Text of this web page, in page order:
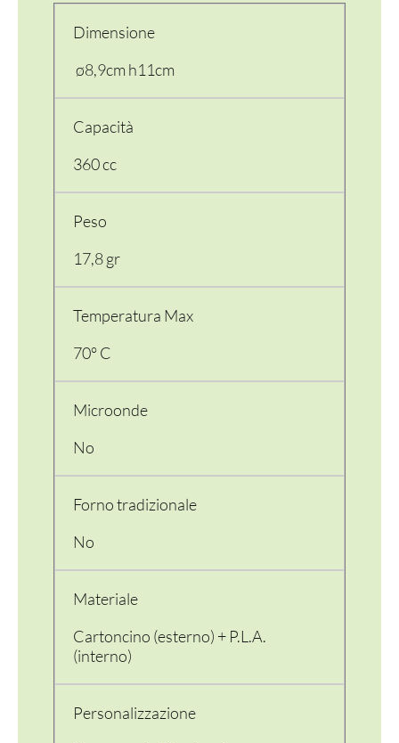
PER LA TAVOLA
FINGER E GELATO
VASSOI E COTTURA
PERSONALIZZATI
Dimensione
ø8,9cm h11cm
Capacità
360 cc
Peso
17,8 gr
Temperatura Max
70° C
Microonde
No
Forno tradizionale
No
Materiale
Cartoncino (esterno) + P.L.A.
(interno)
Personalizzazione